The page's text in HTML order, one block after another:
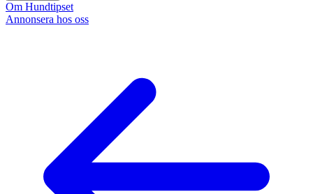
Om Hundtipset
Annonsera hos oss